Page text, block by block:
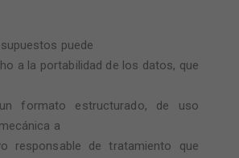
puede
a la portabilidad de los datos, que
formato estructurado, de uso
a
responsable de tratamiento que